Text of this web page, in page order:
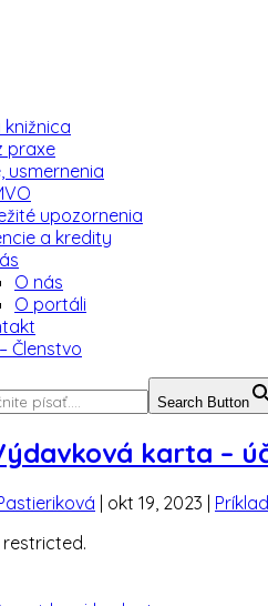
praxe
usmernenia
upozornenia
a kredity
O nás
O portáli
Členstvo
Search Button
karta –
| okt 19, 2023 |